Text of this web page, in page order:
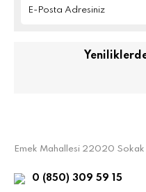
Emek Mahallesi 22020
0 (850) 309 59 15